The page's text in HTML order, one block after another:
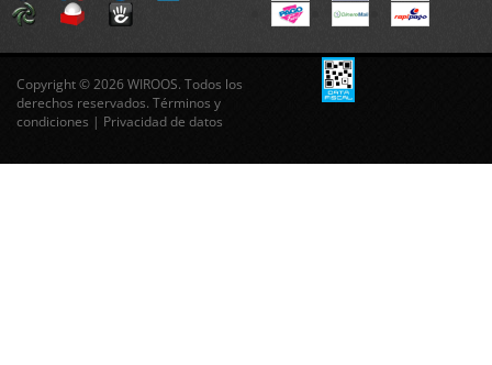
Copyright © 2026 WIROOS. Todos los
derechos reservados. Términos y
condiciones | Privacidad de datos